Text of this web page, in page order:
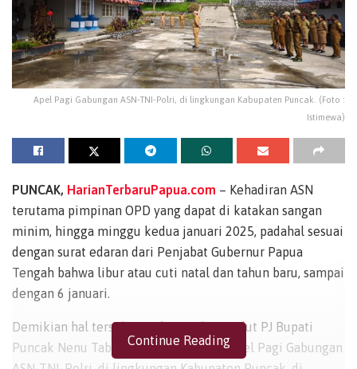
Apel Pagi Gabungan ASN-TNI-Polri, di lingkungan Kabupaten Puncak. (Foto :
Istimewa)
PUNCAK, HarianTerbaruPapua.com – Kehadiran ASN
terutama pimpinan OPD yang dapat di katakan sangan
minim, hingga minggu kedua januari 2025, padahal sesuai
dengan surat edaran dari Penjabat Gubernur Papua
Tengah bahwa libur atau cuti natal dan tahun baru, sampai
dengan 6 januari.
Demikian hal tersebut terlontar dari mulut PJ Bupati
Puncak Nenu Tabuni, saat memimpin Apel Pagi Gabungan
Continue Reading